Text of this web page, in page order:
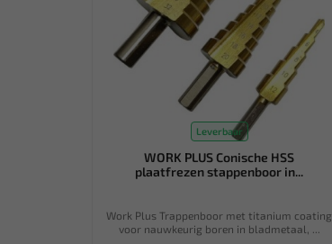
Leverbaar
WORK PLUS Conische HSS
plaatfrezen stappenboor in...
Work Plus Trappenboor met titanium coating
voor nauwkeurig boren in bladmetaal, ...